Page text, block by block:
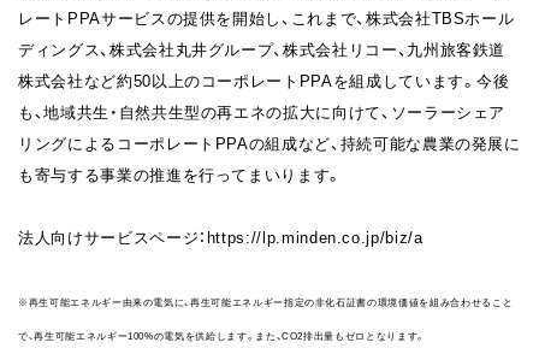
レートPPAサービスの提供を開始し、これまで、株式会社TBSホール
ディングス、株式会社丸井グループ、株式会社リコー、九州旅客鉄道
株式会社など約50以上のコーポレートPPAを組成しています。今後
も、地域共生・自然共生型の再エネの拡大に向けて、ソーラーシェア
リングによるコーポレートPPAの組成など、持続可能な農業の発展に
も寄与する事業の推進を行ってまいります。
法人向けサービスページ：https://lp.minden.co.jp/biz/a
※再生可能エネルギー由来の電気に、再生可能エネルギー指定の非化石証書の環境価値を組み合わせること
で、再生可能エネルギー100%の電気を供給します。また、CO2排出量もゼロとなります。